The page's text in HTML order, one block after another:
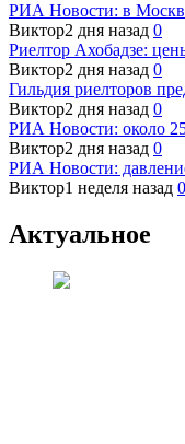
РИА Новости: в
Виктор2 дня назад 0
Риелтор Ахобадзе:
Виктор2 дня назад 0
Гильдия риелторов
Виктор2 дня назад 0
РИА Новости: около
Виктор2 дня назад 0
РИА Новости:
Виктор1 неделя назад 0
Актуальное